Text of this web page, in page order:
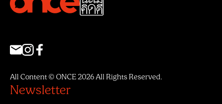
All Content © ONCE 2026 All Rights Reserved.
Newsletter